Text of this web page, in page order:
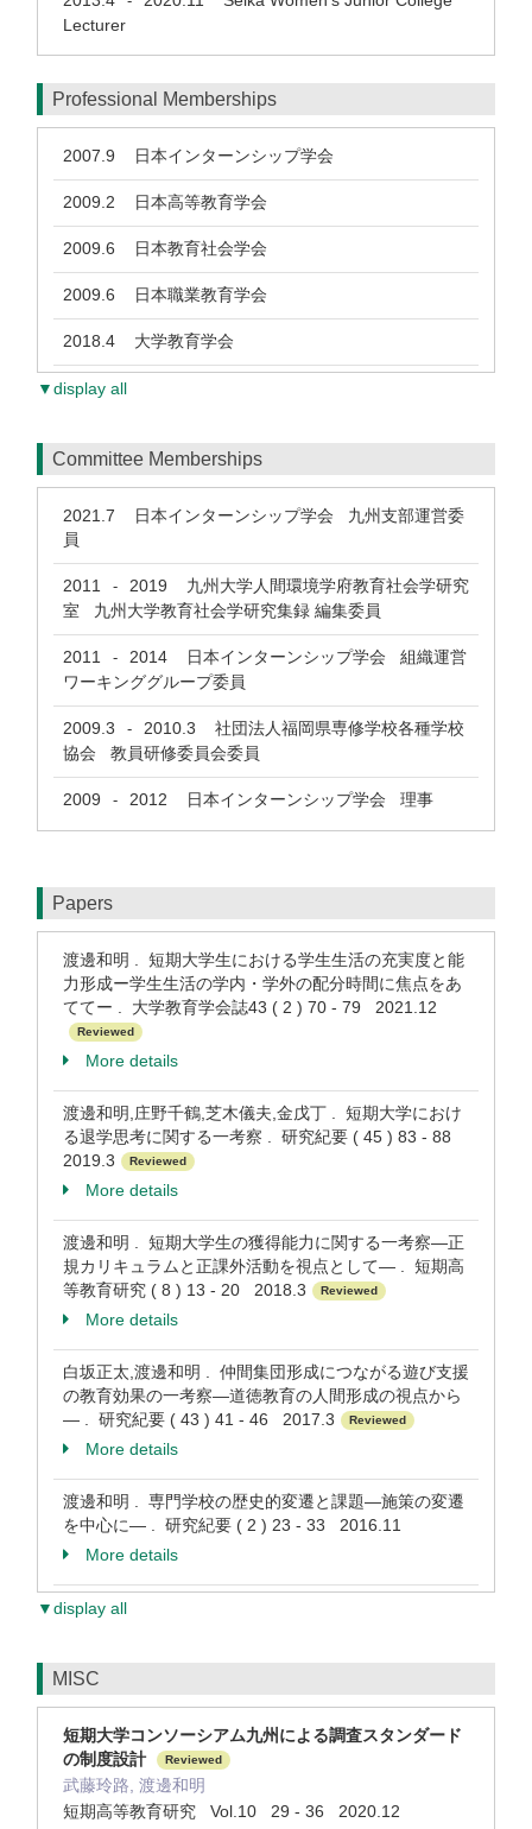
Lecturer
Professional Memberships
2007.9 日本インターンシップ学会
2009.2 日本高等教育学会
2009.6 日本教育社会学会
2009.6 日本職業教育学会
2018.4 大学教育学会
▼display all
Committee Memberships
2021.7 日本インターンシップ学会 九州支部運営委
員
2011 - 2019 九州大学人間環境学府教育社会学研究
室 九州大学教育社会学研究集録 編集委員
2011 - 2014 日本インターンシップ学会 組織運営
ワーキンググループ委員
2009.3 - 2010.3 社団法人福岡県専修学校各種学校
協会 教員研修委員会委員
2009 - 2012 日本インターンシップ学会 理事
Papers
渡邊和明 . 短期大学生における学生生活の充実度と能
力形成ー学生生活の学内・学外の配分時間に焦点をあ
ててー . 大学教育学会誌43 ( 2 ) 70 - 79 2021.12
Reviewed
More details
渡邊和明,庄野千鶴,芝木儀夫,金戊丁 . 短期大学におけ
る退学思考に関する一考察 . 研究紀要 ( 45 ) 83 - 88
2019.3
Reviewed
More details
渡邊和明 . 短期大学生の獲得能力に関する一考察―正
規カリキュラムと正課外活動を視点として― . 短期高
等教育研究 ( 8 ) 13 - 20 2018.3
Reviewed
More details
白坂正太,渡邊和明 . 仲間集団形成につながる遊び支援
の教育効果の一考察―道徳教育の人間形成の視点から
― . 研究紀要 ( 43 ) 41 - 46 2017.3
Reviewed
More details
渡邊和明 . 専門学校の歴史的変遷と課題―施策の変遷
を中心に― . 研究紀要 ( 2 ) 23 - 33 2016.11
More details
▼display all
MISC
短期大学コンソーシアム九州による調査スタンダード
の制度設計
Reviewed
武藤玲路, 渡邊和明
短期高等教育研究 Vol.10 29 - 36 2020.12